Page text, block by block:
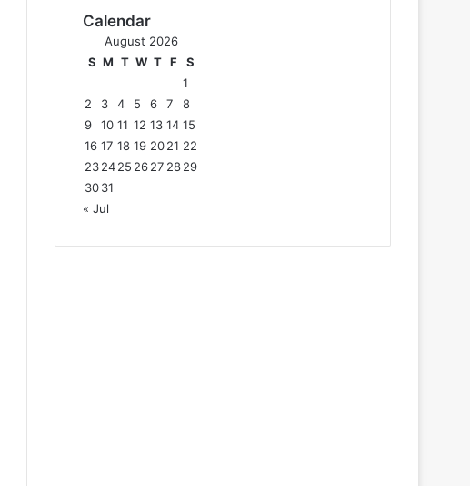
Calendar
August 2026
S M T W T F
S
1
2
3 4 5 6 7
8
9
10 11 12 13 14 15
16 17 18 19 2021 22
232425 2627 2829
3031
« Jul